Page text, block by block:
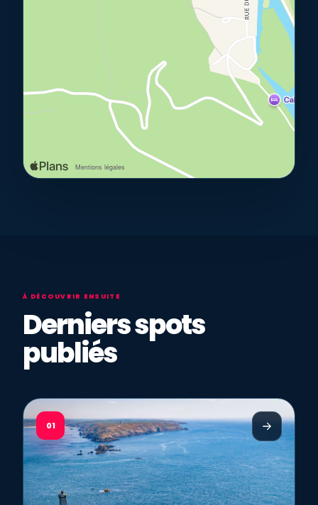
À DÉCOUVRIR ENSUITE
Derniers spots
publiés
01